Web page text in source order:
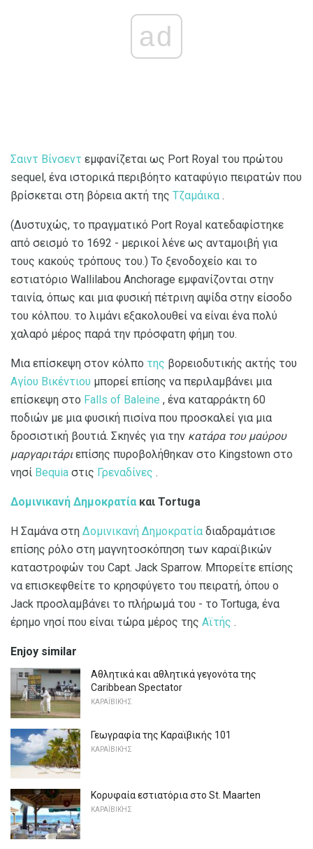
ad
Σαιντ Βίνσεντ εμφανίζεται ως Port Royal του πρώτου
sequel, ένα ιστορικά περιβόητο καταφύγιο πειρατών που
βρίσκεται στη βόρεια ακτή της Τζαμάικα .
(Δυστυχώς, το πραγματικό Port Royal κατεδαφίστηκε
από σεισμό το 1692 - μερικοί λένε ως ανταμοιβή για
τους κακούς τρόπους του.) Το ξενοδοχείο και το
εστιατόριο Wallilabou Anchorage εμφανίζονται στην
ταινία, όπως και μια φυσική πέτρινη αψίδα στην είσοδο
του κόλπου. το λιμάνι εξακολουθεί να είναι ένα πολύ
χαλαρό μέρος παρά την πρόσφατη φήμη του.
Μια επίσκεψη στον κόλπο της βορειοδυτικής ακτής του
Αγίου Βικέντιου μπορεί επίσης να περιλαμβάνει μια
επίσκεψη στο Falls of Baleine , ένα καταρράκτη 60
ποδιών με μια φυσική πισίνα που προσκαλεί για μια
δροσιστική βουτιά. Σκηνές για την κατάρα του μαύρου
μαργαριτάρι επίσης πυροβολήθηκαν στο Kingstown στο
νησί Bequia στις Γρεναδίνες .
Δομινικανή Δημοκρατία και Tortuga
Η Σαμάνα στη Δομινικανή Δημοκρατία διαδραμάτισε
επίσης ρόλο στη μαγνητοσκόπηση των καραϊβικών
καταστροφών του Capt. Jack Sparrow. Μπορείτε επίσης
να επισκεφθείτε το κρησφύγετο του πειρατή, όπου ο
Jack προσλαμβάνει το πλήρωμά του - το Tortuga, ένα
έρημο νησί που είναι τώρα μέρος της Αϊτής .
Enjoy similar
Αθλητικά και αθλητικά γεγονότα της
Caribbean Spectator
ΚΑΡΑΪΒΙΚΉΣ
Γεωγραφία της Καραϊβικής 101
ΚΑΡΑΪΒΙΚΉΣ
Κορυφαία εστιατόρια στο St. Maarten
ΚΑΡΑΪΒΙΚΉΣ